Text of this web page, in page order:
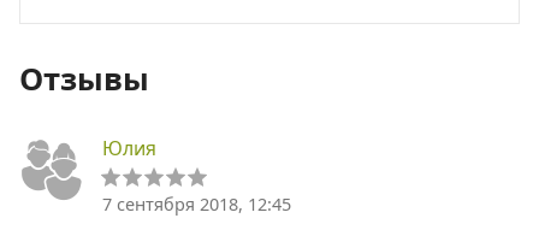
Отзывы
Юлия
7 сентября 2018, 12:45